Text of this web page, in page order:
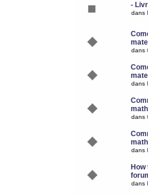
-
dans
dans
dans
dans
dans
dans